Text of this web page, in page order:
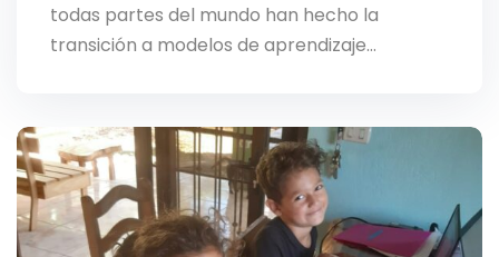
todas partes del mundo han hecho la
transición a modelos de aprendizaje…